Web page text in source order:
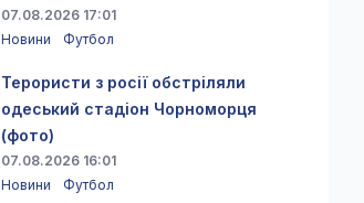
07.08.2026 17:01
Новини
Футбол
Терористи з росії обстріляли
одеський стадіон Чорноморця
(фото)
07.08.2026 16:01
Новини
Футбол